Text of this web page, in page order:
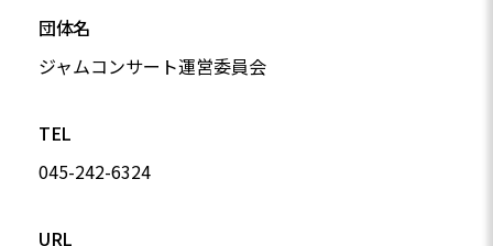
団体名
ジャムコンサート運営委員会
TEL
045-242-6324
URL